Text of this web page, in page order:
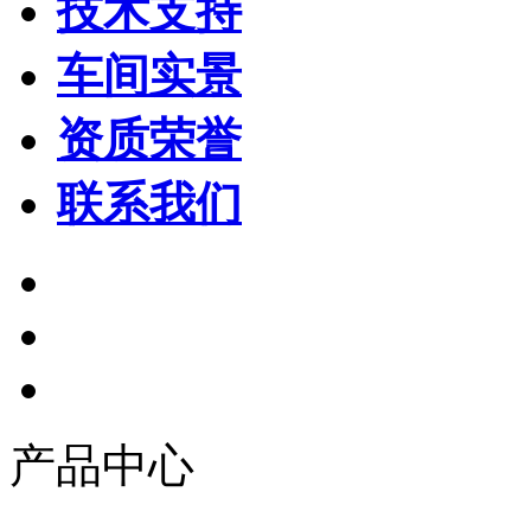
技术支持
车间实景
资质荣誉
联系我们
产品中心